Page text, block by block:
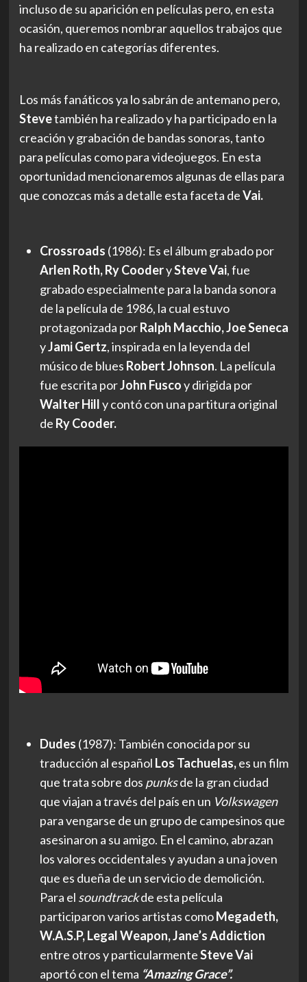
incluso de su aparición en películas pero, en esta
ocasión, queremos nombrar aquellos trabajos que
ha realizado en categorías diferentes.
Los más fanáticos ya lo sabrán de antemano pero,
Stevetambién ha realizado y ha participado en la
creación y grabación de bandas sonoras, tanto
para películas como para videojuegos. En esta
oportunidad mencionaremos algunas de ellas para
que conozcas más a detalle esta faceta deVai.
Crossroads (1986): Es el álbum grabado por
Arlen Roth, Ry CooderySteve Vai, fue
grabado especialmente para la banda sonora
de la película de 1986, la cual estuvo
protagonizada porRalph Macchio, Joe Seneca
yJami Gertz, inspirada en la leyenda del
músico de blues Robert Johnson. La película
fue escrita porJohn Fuscoy dirigida por
Walter Hilly contó con una partitura original
de Ry Cooder.
Dudes (1987): También conocida por su
traducción al español Los Tachuelas,es un film
que trata sobre dos punksde la gran ciudad
que viajan a través del país en un Volkswagen
para vengarse de un grupo de campesinos que
asesinaron a su amigo. En el camino, abrazan
los valores occidentales y ayudan a una joven
que es dueña de un servicio de demolición.
Para el soundtrackde esta película
participaron varios artistas comoMegadeth,
W.A.S.P, Legal Weapon, Jane’s Addiction
entre otros y particularmenteSteve Vai
aportó con el tema “Amazing Grace”.